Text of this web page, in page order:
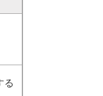
る